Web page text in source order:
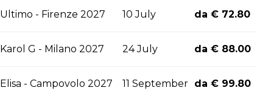
Ultimo - Firenze 2027 10 July da € 72.80
Karol G - Milano 2027 24 July da € 88.00
Elisa - Campovolo 2027 11 September da € 99.80